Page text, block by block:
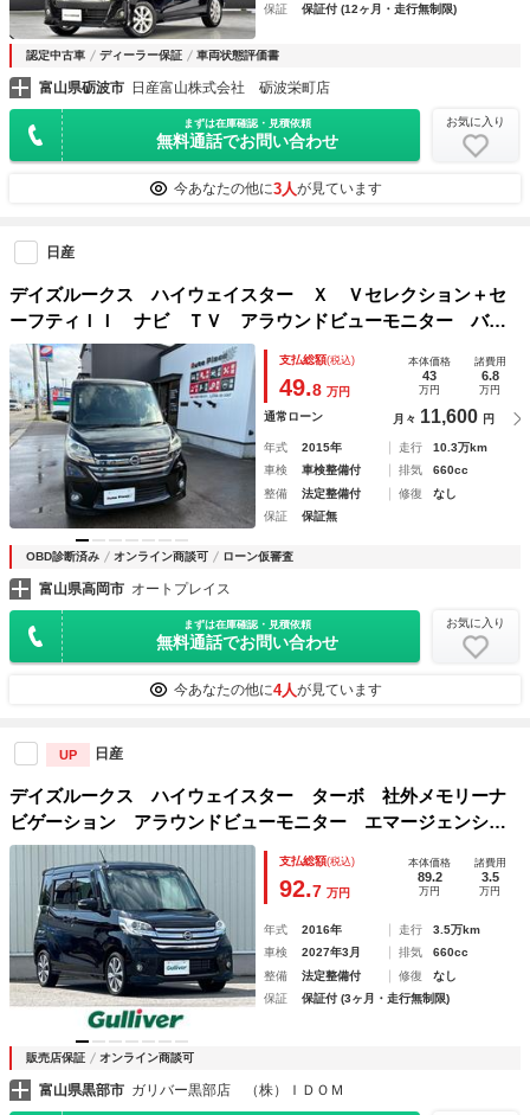
保証
保証付 (12ヶ月・走行無制限)
認定中古車 ディーラー保証 車両状態評価書
富山県砺波市 日産富山株式会社 砺波栄町店
まずは在庫確認・見積依頼
無料通話でお問い合わせ
お気に入り
今あなたの他に3人が見ています
日産
デイズルークス ハイウェイスター Ｘ Ｖセレクション＋セ
ーフティＩＩ ナビ ＴＶ アラウンドビューモニター バッ
クカメラ 前後ドライブレコーダー 衝突軽減ブレーキ アイ
ドリングストップ 横滑り防止 ＥＴＣ 左側パワースライド
ドア スマートキー プッシュスタート
支払総額(税込)
49.8 万円
本体価格
43
万円
諸費用
6.8
万円
通常ローン 月々 11,600 円
年式 2015年 走行
10.3万km
車検
車検整備付 排気
660cc
整備
法定整備付 修復
なし
保証
保証無
OBD診断済み オンライン商談可 ローン仮審査
富山県高岡市 オートプレイス
まずは在庫確認・見積依頼
無料通話でお問い合わせ
お気に入り
今あなたの他に4人が見ています
UP 日産
デイズルークス ハイウェイスター ターボ 社外メモリーナ
ビゲーション アラウンドビューモニター エマージェンシー
ブレーキ ＥＴＣ 両側パワースライドドア アイドリングス
トップ ベンチシート スマートキー２ヶ 保証書 点検記
録簿 取扱説明書
支払総額(税込)
92.7 万円
本体価格
89.2
万円
諸費用
3.5
万円
年式 2016年 走行
3.5万km
車検
2027年3月 排気
660cc
整備
法定整備付 修復
なし
保証
保証付 (3ヶ月・走行無制限)
販売店保証 オンライン商談可
富山県黒部市 ガリバー黒部店 （株）ＩＤＯＭ